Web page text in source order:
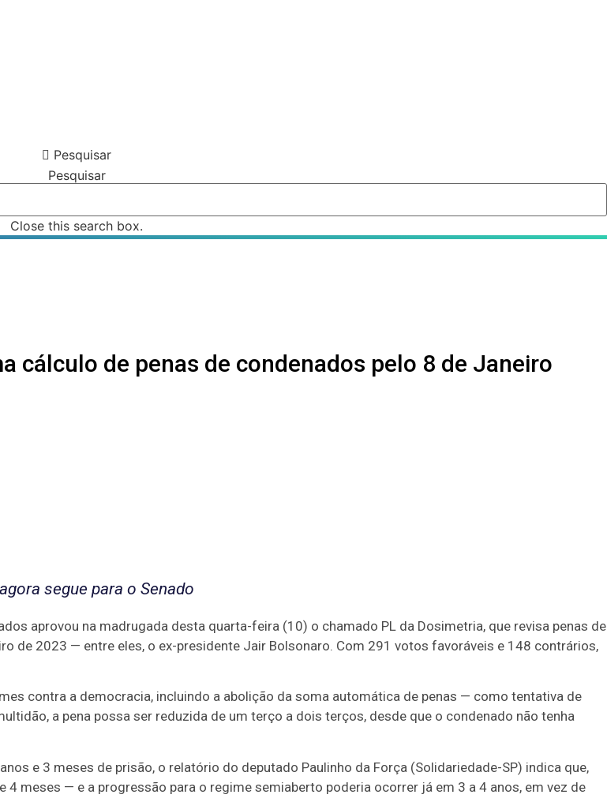
Pesquisar
Pesquisar
Close this search box.
cálculo de penas de condenados pelo 8 de Janeiro
segue para o Senado
aprovou na madrugada desta quarta-feira (10) o chamado PL da Dosimetria, que revisa penas de
de 2023 — entre eles, o ex-presidente Jair Bolsonaro. Com 291 votos favoráveis e 148 contrários,
contra a democracia, incluindo a abolição da soma automática de penas — como tentativa de
a pena possa ser reduzida de um terço a dois terços, desde que o condenado não tenha
e 3 meses de prisão, o relatório do deputado Paulinho da Força (Solidariedade-SP) indica que,
meses — e a progressão para o regime semiaberto poderia ocorrer já em 3 a 4 anos, em vez de